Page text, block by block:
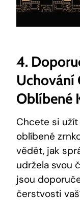
4.
Uchování
Oblíbené
Chcete si
oblíbené
vědět, jak
udržela svou
jsou
čerstvosti